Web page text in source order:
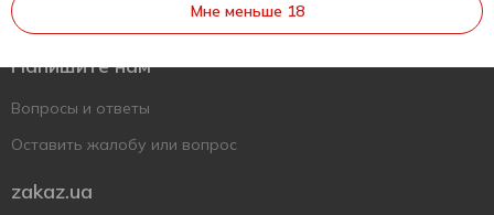
Поддержать ВСУ
Напишите нам
Вопросы и ответы
Оставить жалобу или вопрос
zakaz.ua
Мне меньше 18